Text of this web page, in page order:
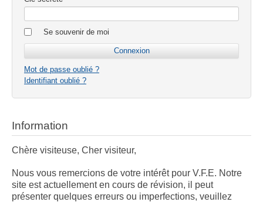
Se souvenir de moi
Mot de passe oublié ?
Identifiant oublié ?
Information
Chère visiteuse, Cher visiteur,
Nous vous remercions de votre intérêt pour V.F.E. Notre
site est actuellement en cours de révision, il peut
présenter quelques erreurs ou imperfections, veuillez